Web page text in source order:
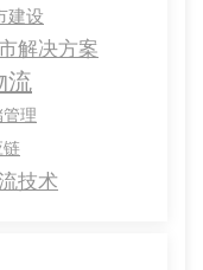
建设
解决方案
流
理
链
技术